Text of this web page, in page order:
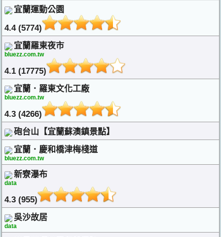
宜蘭運動公園
4.4 (5774)
宜蘭羅東夜市
bluezz.com.tw
4.1 (17775)
宜蘭．羅東文化工廠
bluezz.com.tw
4.3 (4266)
砲台山【宜蘭蘇澳鎮景點】
宜蘭．慶和橋津梅棧道
bluezz.com.tw
新寮瀑布
data
4.3 (955)
吳沙故居
data